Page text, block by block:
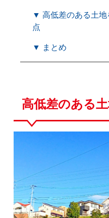
▼ 高低差のある土
点
▼ まとめ
高低差のある